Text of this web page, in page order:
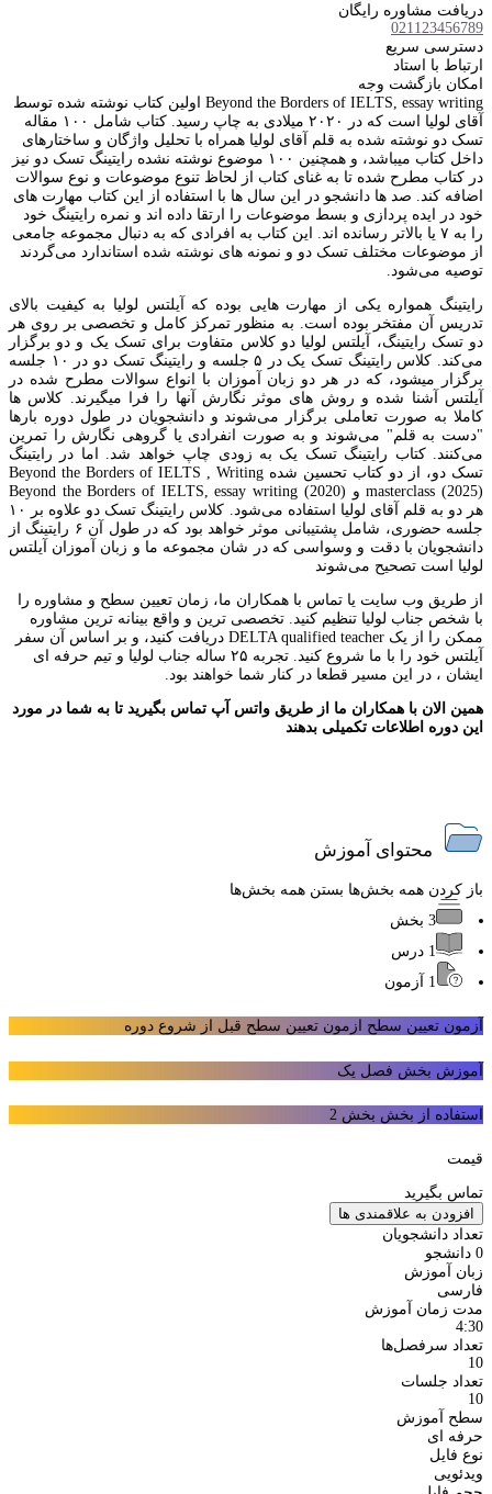
دریافت مشاوره رایگان
021123456789
دسترسی سریع
ارتباط با استاد
امکان بازگشت وجه
Beyond the Borders of IELTS, essay writing اولین کتاب نوشته شده توسط
آقای لولیا است که در ۲۰۲۰ میلادی به چاپ رسید. کتاب شامل ۱۰۰ مقاله
تسک دو نوشته شده به قلم آقای لولیا همراه با تحلیل واژگان و ساختارهای
داخل کتاب میباشد، و همچنین ۱۰۰ موضوع نوشته نشده رایتینگ تسک دو نیز
در کتاب مطرح شده تا به غنای کتاب از لحاظ تنوع موضوعات و نوع سوالات
اضافه کند. صد ها دانشجو در این سال ها با استفاده از این کتاب مهارت های
خود در ایده پردازی و بسط موضوعات را ارتقا داده اند و نمره رایتینگ خود
را به ۷ یا بالاتر رسانده اند.‌ این کتاب به افرادی که به دنبال مجموعه جامعی
از موضوعات مختلف تسک دو و نمونه های نوشته شده استاندارد می‌گردند
توصیه می‌شود.
رایتینگ همواره یکی از مهارت هایی بوده که آیلتس لولیا به کیفیت بالای
تدریس آن مفتخر بوده است. به منظور تمرکز کامل و تخصصی بر روی هر
دو تسک رایتینگ، آیلتس لولیا دو کلاس متفاوت برای تسک یک و دو برگزار
می‌کند. کلاس رایتینگ تسک یک در ۵ جلسه و رایتینگ تسک دو در ۱۰ جلسه
برگزار میشود، که در هر دو زبان آموزان با انواع سوالات مطرح شده در
آیلتس آشنا شده و روش های موثر نگارش آنها را فرا میگیرند. کلاس ها
کاملا به صورت تعاملی برگزار می‌شوند و دانشجویان در طول دوره بارها
"دست به قلم" می‌شوند و به صورت انفرادی یا گروهی نگارش را تمرین
می‌کنند. کتاب رایتینگ تسک یک به زودی چاپ خواهد شد. اما در رایتینگ
تسک دو، از دو کتاب تحسین شده Beyond the Borders of IELTS , Writing
masterclass (2025) و Beyond the Borders of IELTS, essay writing (2020)
هر دو به قلم آقای لولیا استفاده می‌شود. کلاس رایتینگ تسک دو علاوه بر ۱۰
جلسه حضوری، شامل پشتیبانی موثر خواهد بود که در طول آن ۶ رایتینگ از
دانشجویان با دقت و وسواسی که در شان مجموعه ما و زبان آموزان آیلتس
لولیا است تصحیح می‌شوند
از طریق وب سایت یا تماس با همکاران ما، زمان تعیین سطح و‌ مشاوره را
با شخص جناب لولیا تنظیم کنید. تخصصی ترین و واقع بینانه ترین مشاوره
ممکن را از یک DELTA qualified teacher دریافت کنید، و بر اساس آن سفر
آیلتس خود را با ما شروع کنید. تجربه ۲۵ ساله جناب لولیا و تیم حرفه ای
ایشان ، در این مسیر قطعا در کنار شما خواهند بود.
همین الان با همکاران ما از طریق واتس آپ تماس بگیرید تا به شما در مورد
این دوره اطلاعات تکمیلی بدهند
محتوای آموزش
باز کردن همه بخش‌ها بستن همه بخش‌ها
3 بخش
1 درس
1 آزمون
آزمون تعیین سطح ازمون تعیین سطح قبل از شروع دوره
آموزش بخش فصل یک
استفاده از بخش بخش 2
قیمت
تماس بگیرید
افزودن به علاقمندی ها
تعداد دانشجویان
0 دانشجو
زبان آموزش
فارسی
مدت زمان آموزش
4:30
تعداد سرفصل‌ها
10
تعداد جلسات
10
سطح آموزش
حرفه ای
نوع فایل
ویدئویی